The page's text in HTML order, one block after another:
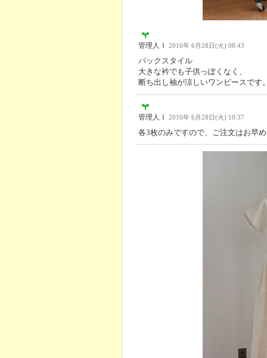
管理人Ｉ 2016年 6月28日(火) 08:43
バックスタイル
大きな衿でも子供っぽくなく、
断ち出し袖が涼しいワンピースです
管理人Ｉ 2016年 6月28日(火) 10:37
各3枚のみですので、ご注文はお早